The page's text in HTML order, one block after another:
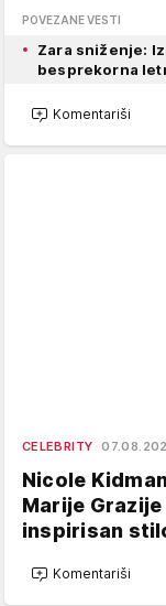
POVEZANE VESTI
Zara sniženje:
besprekorna
Komentariši
CELEBRITY
Nicole
Marije
inspirisan
Komentariši